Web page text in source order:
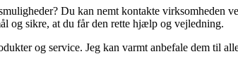
Du kan nemt kontakte
og sikre, at du får den rette hjælp og vejledning.
og service. Jeg kan varmt anbefale dem til